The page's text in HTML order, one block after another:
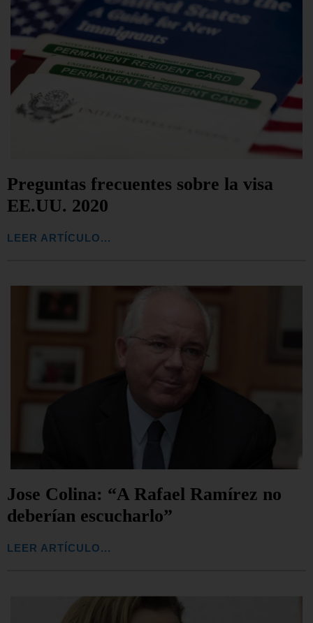
Preguntas frecuentes sobre la visa
EE.UU. 2020
LEER ARTÍCULO...
Jose Colina: “A Rafael Ramírez no
deberían escucharlo”
LEER ARTÍCULO...